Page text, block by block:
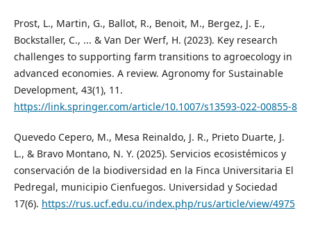
Prost, L., Martin, G., Ballot, R., Benoit, M., Bergez, J. E.,
Bockstaller, C., ... & Van Der Werf, H. (2023). Key research
challenges to supporting farm transitions to agroecology in
advanced economies. A review. Agronomy for Sustainable
Development, 43(1), 11.
https://link.springer.com/article/10.1007/s13593-022-00855-8
Quevedo Cepero, M., Mesa Reinaldo, J. R., Prieto Duarte, J.
L., & Bravo Montano, N. Y. (2025). Servicios ecosistémicos y
conservación de la biodiversidad en la Finca Universitaria El
Pedregal, municipio Cienfuegos. Universidad y Sociedad
17(6). https://rus.ucf.edu.cu/index.php/rus/article/view/4975